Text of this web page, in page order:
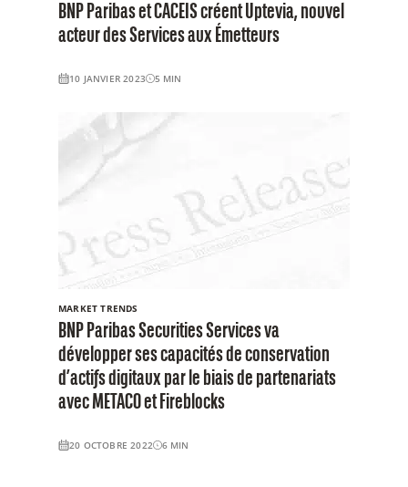
BNP Paribas et CACEIS créent Uptevia, nouvel
acteur des Services aux Émetteurs
10 JANVIER 2023 5 MIN
MARKET TRENDS
BNP Paribas Securities Services va
développer ses capacités de conservation
d’actifs digitaux par le biais de partenariats
avec METACO et Fireblocks
20 OCTOBRE 2022 6 MIN